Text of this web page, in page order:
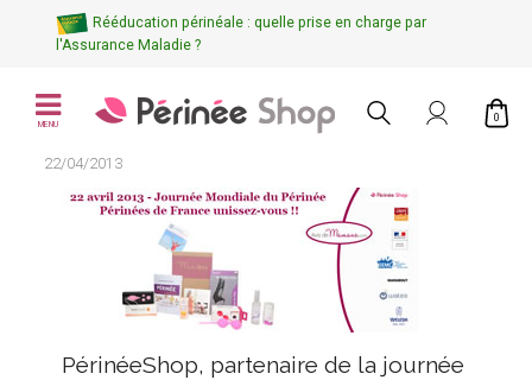
Rééducation périnéale : quelle prise en charge par
l'Assurance Maladie ?
MENU
0
22/04/2013
PérinéeShop, partenaire de la journée